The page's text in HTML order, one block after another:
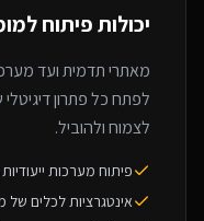
יכולות פיתוח ל
מאתרי תדמית ועד
לפתח כל פתרון
לצמוח ולהוביל.
פיתוח מערכות
אינטגרציות לכלים